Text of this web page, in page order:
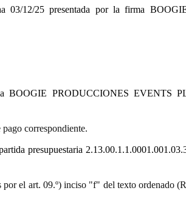
03/12/25 presentada por la firma
BOOGIE PRODUCCIONES EVENTS
correspondiente.
presupuestaria
por el art. 09.º) inciso "f" del texto ordenado